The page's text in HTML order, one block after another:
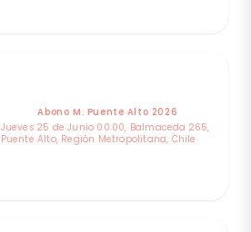
Abono M. Puente Alto 2026
Jueves 25 de Junio 00:00, Balmaceda 265,
Puente Alto, Región Metropolitana, Chile